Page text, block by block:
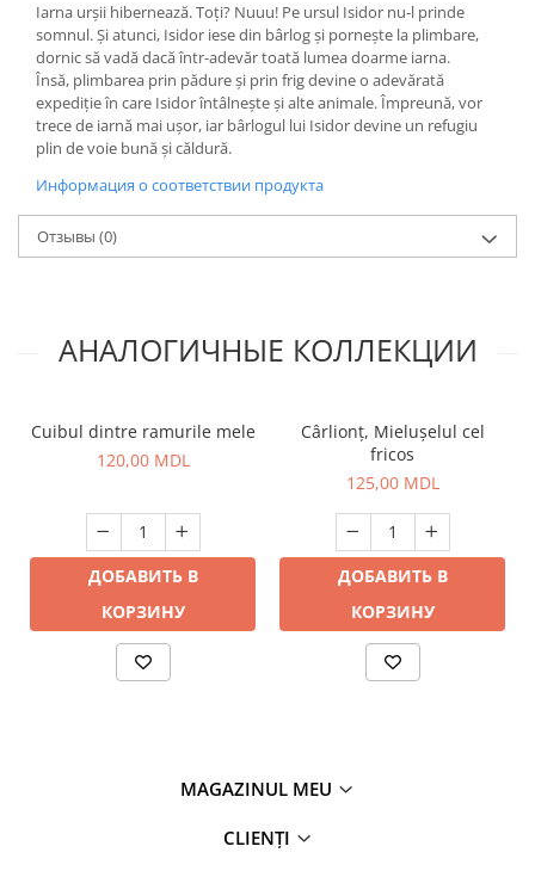
Iarna urșii hibernează. Toți? Nuuu! Pe ursul Isidor nu-l prinde
somnul. Și atunci, Isidor iese din bârlog și pornește la plimbare,
dornic să vadă dacă într-adevăr toată lumea doarme iarna.
Însă, plimbarea prin pădure și prin frig devine o adevărată
expediție în care Isidor întâlnește și alte animale. Împreună, vor
trece de iarnă mai ușor, iar bârlogul lui Isidor devine un refugiu
plin de voie bună și căldură.
Информация о соответствии продукта
Отзывы (0)
АНАЛОГИЧНЫЕ КОЛЛЕКЦИИ
Cuibul dintre ramurile mele
120,00 MDL
ДОБАВИТЬ В
КОРЗИНУ
Cârlionț, Mielușelul cel
fricos
125,00 MDL
ДОБАВИТЬ В
КОРЗИНУ
MAGAZINUL MEU
CLIENȚI